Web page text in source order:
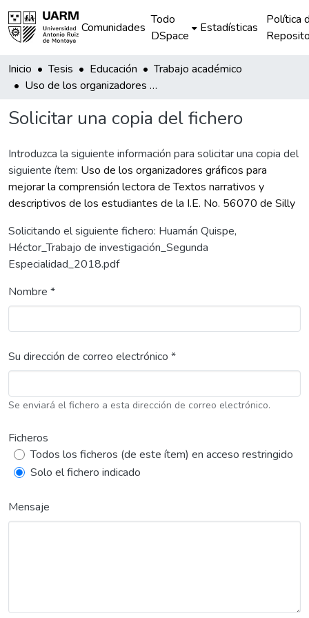
Comunidades
Todo
DSpace
Estadísticas
Política
Inicio Tesis Educación
Trabajo académico
Uso de los organizadores gráficos para mejorar la comprensión lectora de Textos narrativos y descriptivos de los estudiantes de la I.E. No. 56070 de Silly
Solicitar una copia del fichero
Introduzca la siguiente información para solicitar una copia del
siguiente ítem: Uso de los organizadores gráficos para
mejorar la comprensión lectora de Textos narrativos y
descriptivos de los estudiantes de la I.E. No. 56070 de Silly
Solicitando el siguiente fichero: Huamán Quispe,
Héctor_Trabajo de investigación_Segunda
Especialidad_2018.pdf
Nombre *
Su dirección de correo electrónico *
Se enviará el fichero a esta dirección de correo electrónico.
Ficheros
Todos los ficheros (de este ítem) en acceso restringido
Solo el fichero indicado
Mensaje